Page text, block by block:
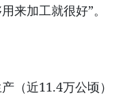
来加工就很好”。
（近11.4万公顷）